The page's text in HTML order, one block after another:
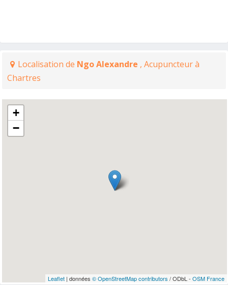
Localisation de Ngo Alexandre , Acupuncteur à
Chartres
+
−
Leaflet| données © OpenStreetMap contributors / ODbL - OSM France